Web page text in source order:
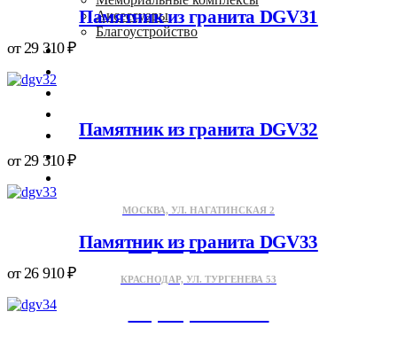
Аксессуары
Благоустройство
Гравировка
Отзывы
Статьи
МОСКВА, УЛ. НАГАТИНСКАЯ 2
+7 (953) 086-36-11
КРАСНОДАР, УЛ. ТУРГЕНЕВА 53
Памятник из гранита DGV31
от29 310₽
Памятник из гранита DGV32
от29 310₽
Памятник из гранита DGV33
от26 910₽